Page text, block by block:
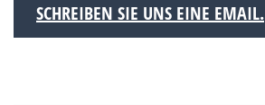
SCHREIBEN SIE UNS EINE EMAIL.